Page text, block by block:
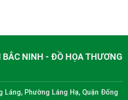
BẮC NINH - ĐỒ HỌA THƯƠNG
Láng, Phường Láng Hạ, Quận Đống